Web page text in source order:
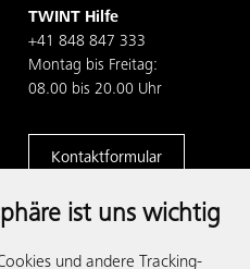
ist uns wichtig
und andere Tracking-
TWINT Hilfe
+41 848 847 333
Montag bis Freitag:
08.00 bis 20.00 Uhr
Kontaktformular